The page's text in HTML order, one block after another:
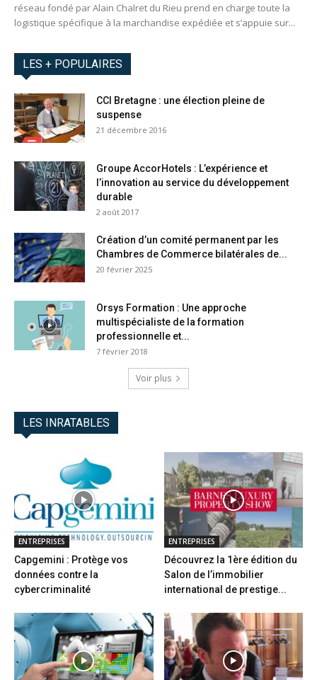
réseau fondé par Alain Chalret du Rieu prend en charge toute la
logistique spécifique à la marchandise expédiée et s’appuie sur...
LES + POPULAIRES
CCI Bretagne : une élection pleine de
suspense
21 décembre 2016
Groupe AccorHotels : L’expérience et
l’innovation au service du développement
durable
2 août 2017
Création d’un comité permanent par les
Chambres de Commerce bilatérales de...
20 février 2025
Orsys Formation : Une approche
multispécialiste de la formation
professionnelle et...
7 février 2018
Voir plus
LES INRATABLES
ENTREPRISES
Capgemini : Protège vos
données contre la
cybercriminalité
ENTREPRISES
Découvrez la 1ère édition du
Salon de l’immobilier
international de prestige...